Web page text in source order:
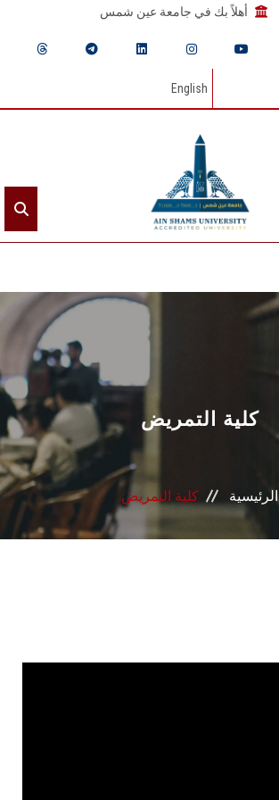
أهلاً بك في جامعة عين شمس
English
الرئيسيـة
عن الجامعة
القطاعـات
الشئون الأكاديمية
البحث العلمي
الأنظمة الذكية
كلية التمريض
الرئيسية كلية التمريض